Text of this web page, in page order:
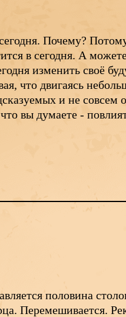
Почему?
в сегодня. А
изменить своё
что двигаясь
и не
вы думаете -
половина
Перемешивается.